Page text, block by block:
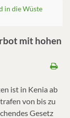
in die Wüste
mit hohen
ist in Kenia ab
von bis zu
Gesetz